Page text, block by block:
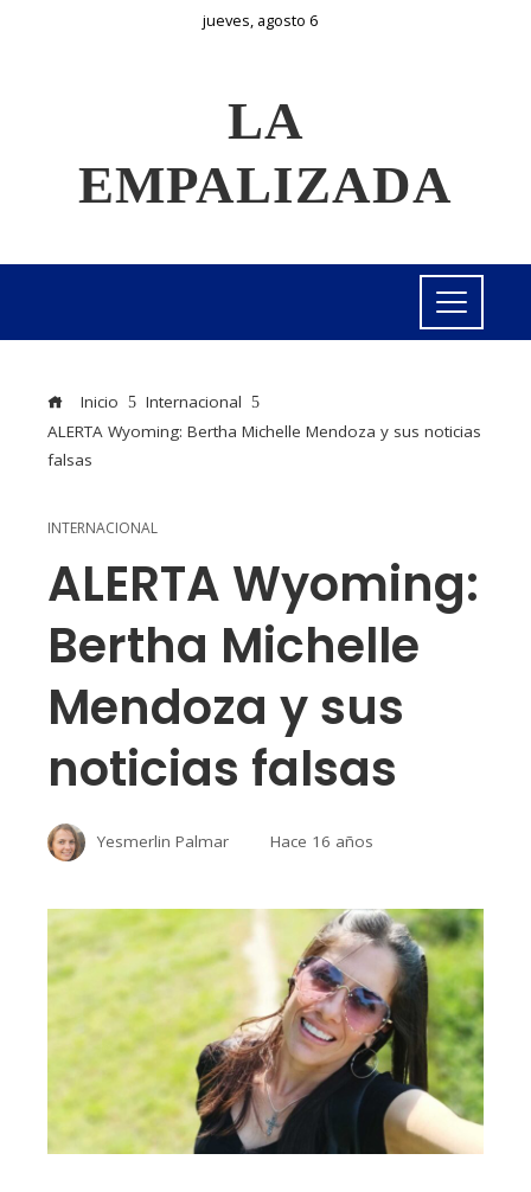
jueves, agosto 6
LA
EMPALIZADA
Inicio
Internacional
ALERTA Wyoming: Bertha Michelle Mendoza y sus noticias
falsas
INTERNACIONAL
ALERTA Wyoming:
Bertha Michelle
Mendoza y sus
noticias falsas
Yesmerlin Palmar Hace 16 años